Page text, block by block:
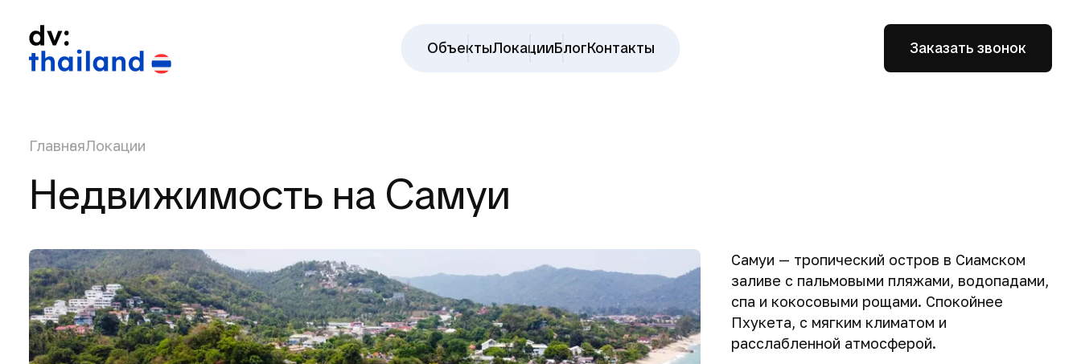
ОбъектыЛокацииБлогКонтакты Заказать звонок
ГлавнаяЛокации
Недвижимость на Самуи
Самуи — тропический остров в Сиамском
заливе с пальмовыми пляжами, водопадами,
спа и кокосовыми рощами. Спокойнее
Пхукета, с мягким климатом и
расслабленной атмосферой.